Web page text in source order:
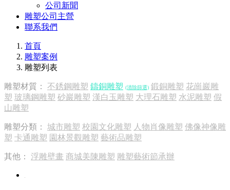
公司新聞
雕塑公司主營
聯系我們
首頁
雕塑案例
雕塑列表
雕塑材質： 不銹鋼雕塑 鑄銅雕塑 (清除篩選) 鍛銅雕塑 花崗巖雕
塑 玻璃鋼雕塑 砂巖雕塑 漢白玉雕塑 大理石雕塑 水泥雕塑 假
山雕塑
雕塑分類： 城市雕塑 校園文化雕塑 人物肖像雕塑 佛像神像雕
塑 卡通雕塑 園林景觀雕塑 藝術品雕塑
其他： 浮雕壁畫 商城美陳雕塑 雕塑藝術節承辦